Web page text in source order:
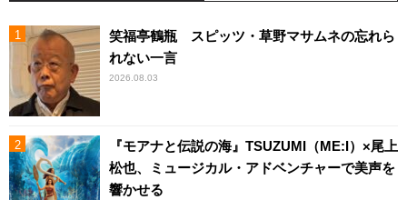
笑福亭鶴瓶 スピッツ・草野マサムネの忘れら
れない一言
2026.08.03
『モアナと伝説の海』TSUZUMI（ME:I）×尾上
松也、ミュージカル・アドベンチャーで美声を
響かせる